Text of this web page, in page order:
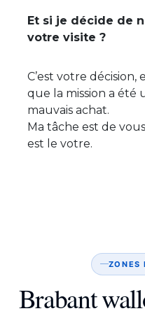
Et si je décide de
C’est votre décision,
que la mission a été
mauvais achat.
Ma tâche est de
est le votre.
ZONES
Brabant